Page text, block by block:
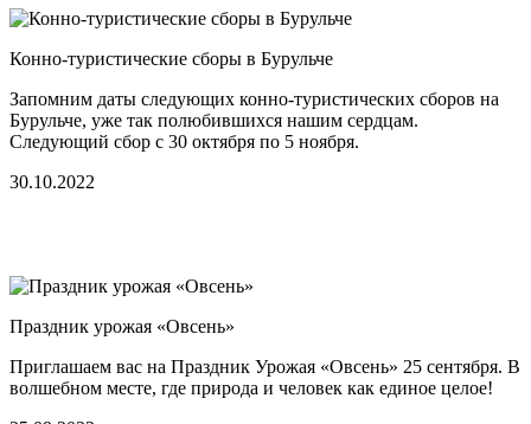
Конно-туристические сборы в Бурульче
Запомним даты следующих конно-туристических сборов на
Бурульче, уже так полюбившихся нашим сердцам.
Следующий сбор с 30 октября по 5 ноября.
30.10.2022
Праздник урожая «Овсень»
Приглашаем вас на Праздник Урожая «Овсень» 25 сентября. В
волшебном месте, где природа и человек как единое целое!